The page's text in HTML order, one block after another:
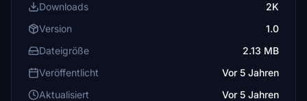
Downloads
2K
Version
1.0
Dateigröße
2.13 MB
Veröffentlicht
Vor 5 Jahren
Aktualisiert
Vor 5 Jahren